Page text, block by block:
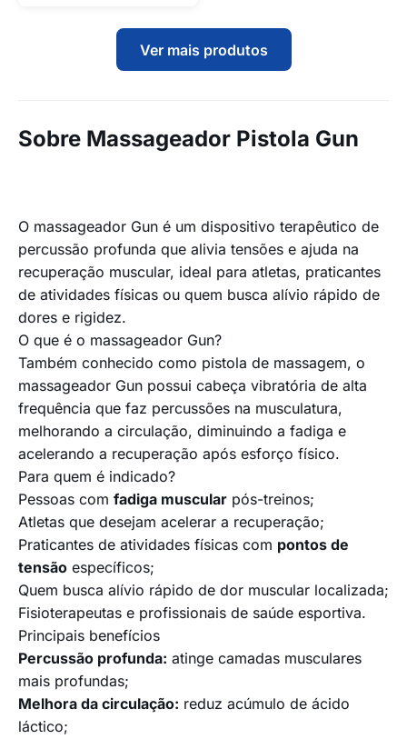
Ver mais produtos
Sobre Massageador Pistola Gun
O massageador Gun é um dispositivo terapêutico de
percussão profunda que alivia tensões e ajuda na
recuperação muscular, ideal para atletas, praticantes
de atividades físicas ou quem busca alívio rápido de
dores e rigidez.
O que é o massageador Gun?
Também conhecido como pistola de massagem, o
massageador Gun possui cabeça vibratória de alta
frequência que faz percussões na musculatura,
melhorando a circulação, diminuindo a fadiga e
acelerando a recuperação após esforço físico.
Para quem é indicado?
Pessoas com fadiga muscular pós-treinos;
Atletas que desejam acelerar a recuperação;
Praticantes de atividades físicas com pontos de
tensão específicos;
Quem busca alívio rápido de dor muscular localizada;
Fisioterapeutas e profissionais de saúde esportiva.
Principais benefícios
Percussão profunda: atinge camadas musculares
mais profundas;
Melhora da circulação: reduz acúmulo de ácido
láctico;